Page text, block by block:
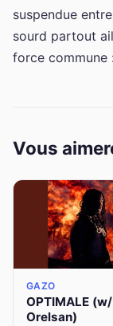
suspendue
sourd partout
force commune
Vous
GAZO
OPTIMALE (w/
Orelsan)